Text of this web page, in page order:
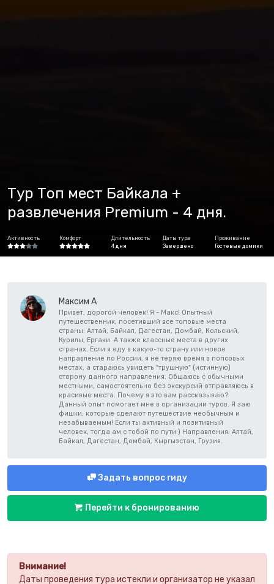
Тур Топ мест Байкала +
развлечения Premium - 4 дня.
Активность Комфорт
Длительность
4 дня
Даты тура
Завершено
Проживание
Гостевые домики
Внимание!
Даты проведения тура истекли и организатор не указал
Максим А
Привет, дорогой человек! Я - Макс! Опытный
путешественник, посетивший все топовые места
страны: Алтай, Байкал, Дагестан, Домбай, Кольский,
Курилы, Ергаки. А также классные места в других
странах. Если я еду в какую-то страну или новое
направление по России, я не теряю время в попсовых
местах, а стараюсь увидеть "трушную" (истинную)
сторону данного направления. Общаюсь с обычными
местными, самостоятельно без экскурсий отправляюсь в
красивые места. Почему я это вам рассказываю?
Данный опыт помогает мне в организации туров. Я заю
фишки, которые сделают путешествие необычным и
незабываемым! Если ты активный и позитивный
человек, тогда ам с тобой по пути:) Направления: Алтай,
Байкал, Дагестан, Домбай, Кыргызстан, Грузия.
Задать вопрос гиду
Перейти к бронированию